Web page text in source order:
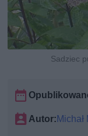
Sadziec
Autor: